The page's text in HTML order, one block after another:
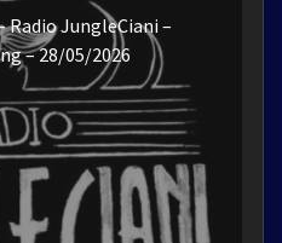
Radio JungleCiani –
– 28/05/2026